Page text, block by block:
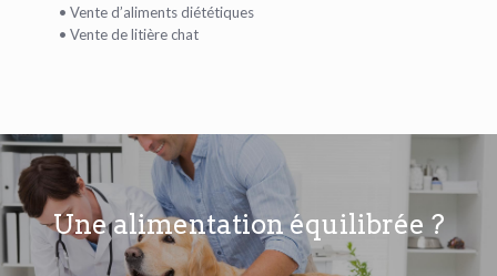
• Vente d’aliments diététiques
• Vente de litière chat
Une alimentation équilibrée ?